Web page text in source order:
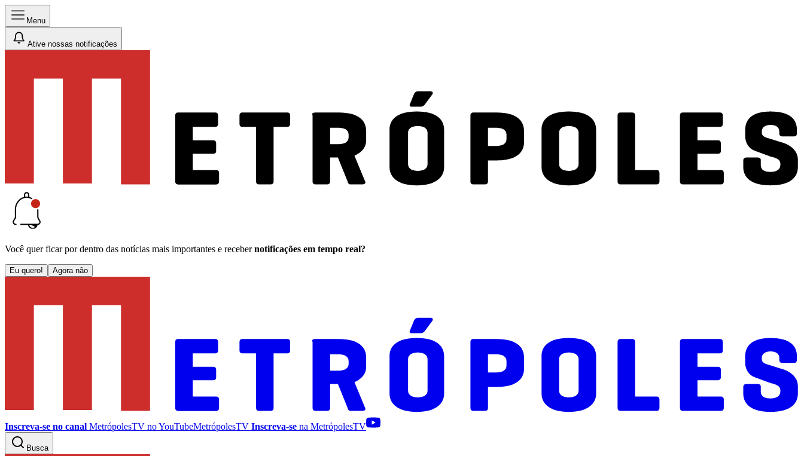
Menu
Ative nossas notificações
Você quer ficar por dentro das notícias mais importantes e receber notificações em tempo real?
Eu quero! Agora não
Inscreva-se no canal MetrópolesTV noYouTubeMetrópolesTV Inscreva-se na MetrópolesTV
Busca